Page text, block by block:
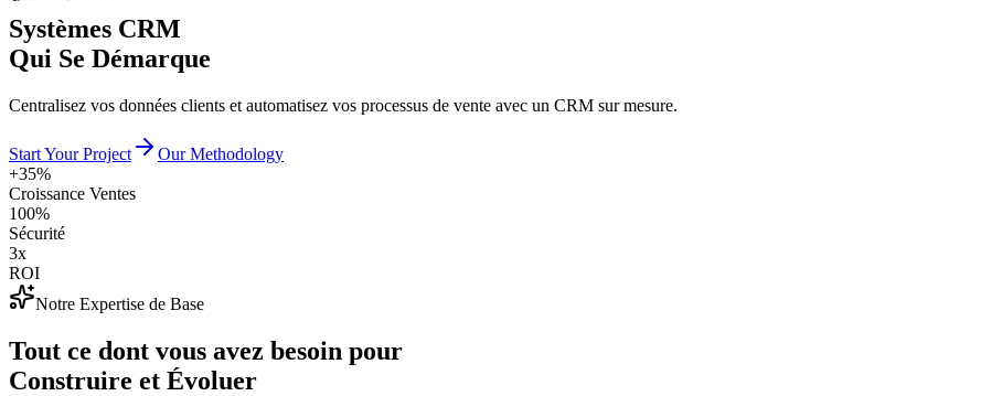
Systèmes CRM
Qui Se Démarque
Centralisez vos données clients et automatisez vos processus de vente avec un CRM sur mesure.
Start Your Project
Our Methodology
+35%
Croissance Ventes
100%
Sécurité
3x
ROI
Notre Expertise de Base
Tout ce dont vous avez besoin pour
Construire et Évoluer